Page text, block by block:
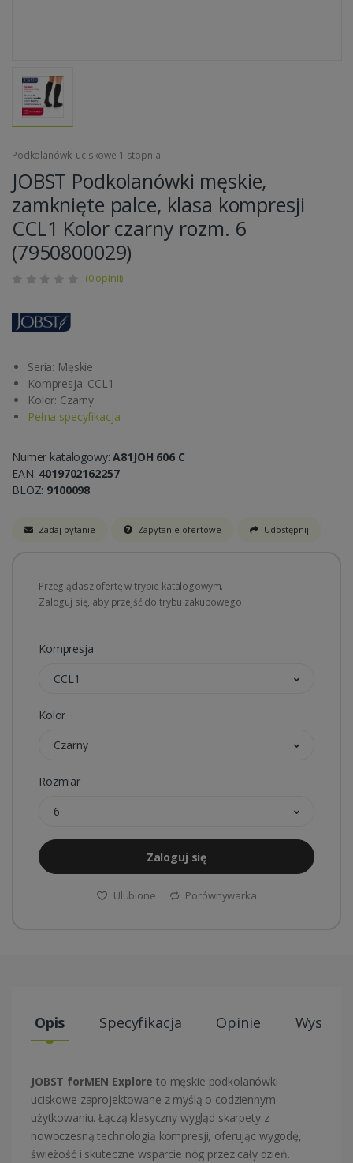
Podkolanówki uciskowe 1 stopnia
JOBST Podkolanówki męskie,
zamknięte palce, klasa kompresji
CCL1 Kolor czarny rozm. 6
(7950800029)
(0 opinii)
Seria: Męskie
Kompresja: CCL1
Kolor: Czarny
Pełna specyfikacja
Numer katalogowy:A81JOH 606 C
EAN: 4019702162257
BLOZ: 9100098
Zadaj pytanie Zapytanie ofertowe Udostępnij
Przeglądasz ofertę w trybie katalogowym.
Zaloguj się, aby przejść do trybu zakupowego.
Kompresja
CCL1
Kolor
Czarny
Rozmiar
6
Zaloguj się
Ulubione Porównywarka
Opis Specyfikacja Opinie Wysyłki
JOBST forMEN Explore to męskie podkolanówki
uciskowe zaprojektowane z myślą o codziennym
użytkowaniu. Łączą klasyczny wygląd skarpety z
nowoczesną technologią kompresji, oferując wygodę,
świeżość i skuteczne wsparcie nóg przez cały dzień.